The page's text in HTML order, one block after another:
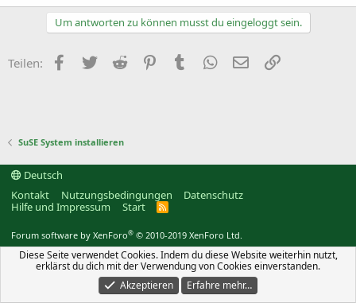
Um antworten zu können musst du eingeloggt sein.
Teilen: Facebook
TwitterReddit PinterestTumblr WhatsApp
E-MailLink
SuSE System installieren
Deutsch
Kontakt
Nutzungsbedingungen
Datenschutz
Hilfe und Impressum
Start
R
Forum software by XenForo® © 2010-2019 XenForo Ltd.
Diese Seite verwendet Cookies. Indem du diese Website weiterhin nutzt,
erklärst du dich mit der Verwendung von Cookies einverstanden.
Akzeptieren
Erfahre mehr…